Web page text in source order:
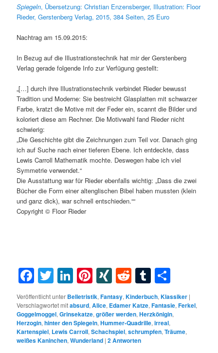
Spiegeln, Übersetzung: Christian Enzensberger, Illustration: Floor
Rieder, Gerstenberg Verlag, 2015, 384 Seiten, 25 Euro
Nachtrag am 15.09.2015:
In Bezug auf die Illustrationstechnik hat mir der Gerstenberg
Verlag gerade folgende Info zur Verfügung gestellt:
„[…] durch ihre Illustrationstechnik verbindet Rieder bewusst
Tradition und Moderne: Sie bestreicht Glasplatten mit schwarzer
Farbe, kratzt die Motive mit der Feder ein, scannt die Bilder und
koloriert diese am Rechner. Die Motivwahl fand Rieder nicht
schwierig:
„Die Geschichte gibt die Zeichnungen zum Teil vor. Danach ging
ich auf Suche nach einer tieferen Ebene. Ich entdeckte, dass
Lewis Carroll Mathematik mochte. Deswegen habe ich viel
Symmetrie verwendet.“
Die Ausstattung war für Rieder ebenfalls wichtig: „Dass die zwei
Bücher die Form einer altenglischen Bibel haben mussten (klein
und ganz dick), war schnell entschieden.““
Copyright © Floor Rieder
Facebook
Twitter
LinkedIn
Pinterest
XINGRedditTumblr
Veröffentlicht unter Belletristik,Fantasy,Kinderbuch,Klassiker |
Verschlagwortet mitabsurd,Alice, Edamer Katze,Fantasie,Ferkel,
Goggelmoggel,Grinsekatze,größer werden,Herzkönigin,
Herzogin,hinter den Spiegeln,Hummer-Quadrille,irreal,
Kartenspiel, Lewis Carroll,Schachspiel,schrumpfen,Träume,
weißes Kaninchen,Wunderland |2Antworten